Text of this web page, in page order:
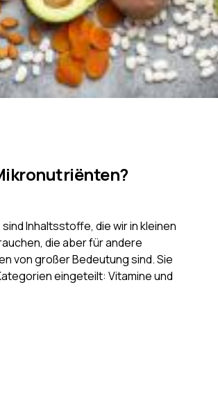
Inhaltsstoffe, die wir in kleinen
die aber für andere
von großer Bedeutung sind. Sie
eingeteilt: Vitamine und